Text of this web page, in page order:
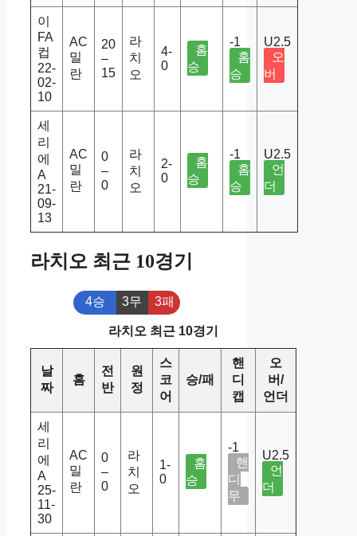
이
FA
컵
22-
02-
10
AC
밀
란
20
–
15
라
치
오
4-
0
홈
승
-1
홈
승
U2.5
오
버
세
리
에
A
21-
09-
13
AC
밀
란
0
–
0
라
치
오
2-
0
홈
승
-1
홈
승
U2.5
언
더
라치오 최근 10경기
4승 3무 3패
라치오 최근 10경기
날
짜
홈
전
반
원
정
스
코
어
승/패
핸
디
캡
오
버/
언더
세
리
에
A
25-
11-
30
AC
밀
란
0
–
0
라
치
오
1-
0
홈
승
-1
핸
디
무
U2.5
언
더